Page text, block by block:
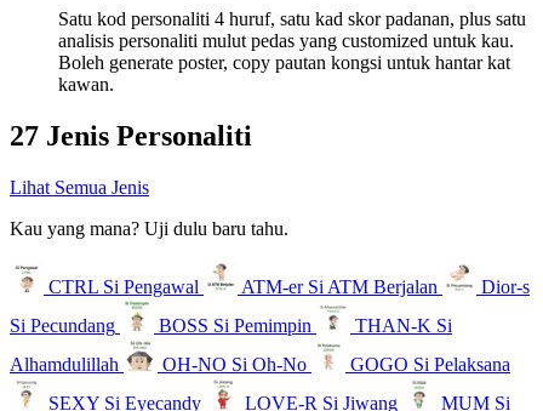
Satu kod personaliti 4 huruf, satu kad skor padanan, plus satu
analisis personaliti mulut pedas yang customized untuk kau.
Boleh generate poster, copy pautan kongsi untuk hantar kat
kawan.
27 Jenis Personaliti
Lihat Semua Jenis
Kau yang mana? Uji dulu baru tahu.
CTRL Si Pengawal ATM-er Si ATM Berjalan
Dior-s
Si Pecundang
BOSS Si Pemimpin THAN-K Si
Alhamdulillah
OH-NO Si Oh-No GOGO Si Pelaksana
SEXY Si Eyecandy LOVE-R Si Jiwang MUM Si